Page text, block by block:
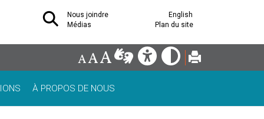
Nous joindre
English
Médias
Plan du site
À PROPOS DE NOUS